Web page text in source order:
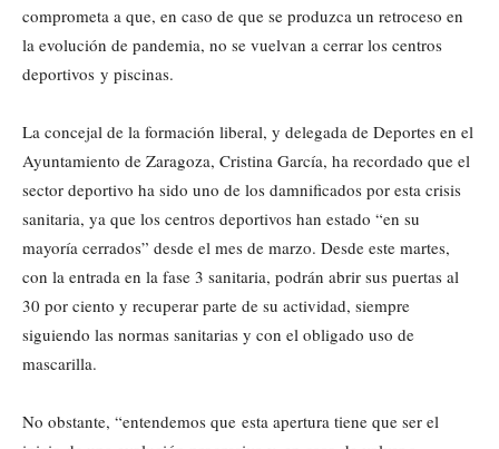
comprometa a que, en caso de que se produzca un retroceso en
la evolución de pandemia, no se vuelvan a cerrar los centros
deportivos y piscinas.
La concejal de la formación liberal, y delegada de Deportes en el
Ayuntamiento de Zaragoza, Cristina García, ha recordado que el
sector deportivo ha sido uno de los damnificados por esta crisis
sanitaria, ya que los centros deportivos han estado “en su
mayoría cerrados” desde el mes de marzo. Desde este martes,
con la entrada en la fase 3 sanitaria, podrán abrir sus puertas al
30 por ciento y recuperar parte de su actividad, siempre
siguiendo las normas sanitarias y con el obligado uso de
mascarilla.
No obstante, “entendemos que esta apertura tiene que ser el